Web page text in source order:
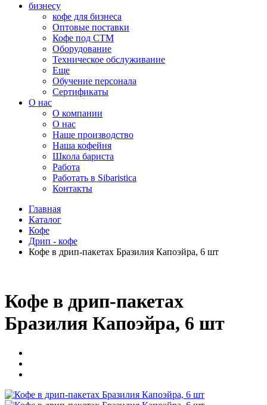
бизнесу
кофе для бизнеса
Оптовые поставки
Кофе под СТМ
Оборудование
Техническое обслуживание
Еще
Обучение персонала
Сертификаты
О нас
O компании
О нас
Наше производство
Наша кофейня
Школа бариста
Работа
Работать в Sibaristica
Контакты
Главная
Каталог
Кофе
Дрип - кофе
Кофе в дрип-пакетах Бразилия Капоэйра, 6 шт
Кофе в дрип-пакетах
Бразилия Капоэйра, 6 шт